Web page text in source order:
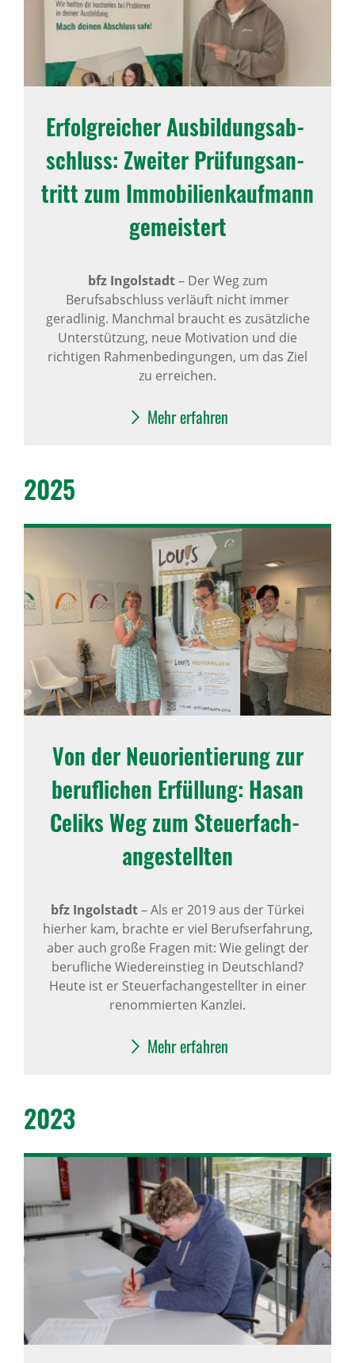
Erfolg­rei­cher Ausbil­dungs­ab­
schluss: Zweiter Prüfungs­an­
tritt zum Immo­bi­li­en­kauf­mann
gemeis­tert
bfz Ingolstadt–Der Weg zum
Berufsabschluss verläuft nicht immer
geradlinig. Manchmal braucht es zusätzliche
Unterstützung, neue Motivation und die
richtigen Rahmenbedingungen, um das Ziel
zu erreichen.
Mehr erfahren
2025
Von der Neuori­en­tie­rung zur
beruf­li­chen Erfül­lung: Hasan
Celiks Weg zum Steu­er­fach­
an­ge­stellten
bfz Ingolstadt–Als er 2019 aus der Türkei
hierher kam, brachte er viel Berufserfahrung,
aber auch große Fragen mit: Wie gelingt der
berufliche Wiedereinstieg in Deutschland?
Heute ist er Steuerfachangestellter in einer
renommierten Kanzlei.
Mehr erfahren
2023